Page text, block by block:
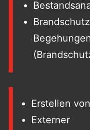
Erstellen
Externer